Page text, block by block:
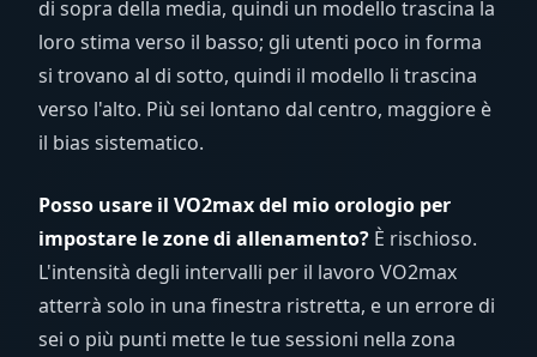
di sopra della media, quindi un modello trascina la
loro stima verso il basso; gli utenti poco in forma
si trovano al di sotto, quindi il modello li trascina
verso l'alto. Più sei lontano dal centro, maggiore è
il bias sistematico.
Posso usare il VO2max del mio orologio per
impostare le zone di allenamento? È rischioso.
L'intensità degli intervalli per il lavoro VO2max
atterrà solo in una finestra ristretta, e un errore di
sei o più punti mette le tue sessioni nella zona